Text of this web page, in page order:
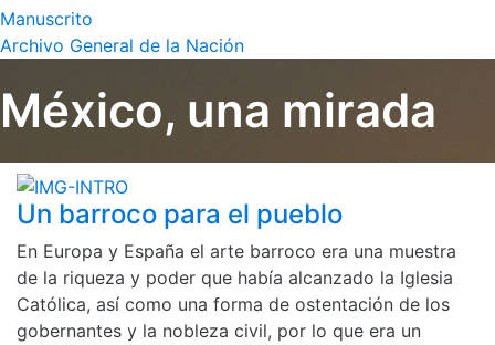
Manuscrito
Archivo General de la Nación
México, una mirada
Un barroco para el pueblo
En Europa y España el arte barroco era una muestra
de la riqueza y poder que había alcanzado la Iglesia
Católica, así como una forma de ostentación de los
gobernantes y la nobleza civil, por lo que era un